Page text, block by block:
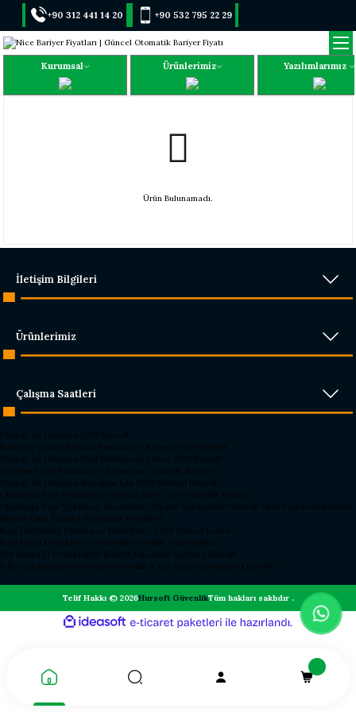
+90 312 441 14 20 +90 532 795 22 29
Kurumsal Ürünlerimiz Yazılımlarımız
Ürün Bulunamadı.
İletişim Bilgileri
Ürünlerimiz
Çalışma Saatleri
Parmak İzi Okuyucu 2026 Hursoft
Rakipleri Geride Bırakan Parmak İzi Okuyucu 2026 Hursoft
Parmak İzi Okuyucu Fiyat Performans Lideri 2026 Hursoft
2026’nın En İyi Parmak İzi Okuyucusu – Hursoft Zirvede
Parmak İzi Okuyucu Alacaklar İçin 2026 Rehberi Hursoft
Okullarda Kapı Dedektörleri Neden Şart? 2026 Güvenlik Rehberi
Okullarda Kapı Tipi Metal Dedektörler Neden Kullanılmalı?Hursoft Okul Kapı Dedektörleri
Hursoft Okul Turnike Sundurma Modelleri
Kapı Dedektörü Fiyatları ve Modelleri - 2026 Güncel Listesi
Kapı Metal Dedektörleri | Hursoft Güvenlik Teknolojileri
Üst Arama El Dedektörleri Kaliteli Dayanıklı Sağlam | Hursoft
X Ray Cihazları | Profesyonel Güvenlik X Ray Cihazı Sistemleri | Hursoft
Telif Hakkı © 2026Hursoft GüvenlikTüm hakları saklıdır .
ideasoft
e-
ile
hazırlandı.